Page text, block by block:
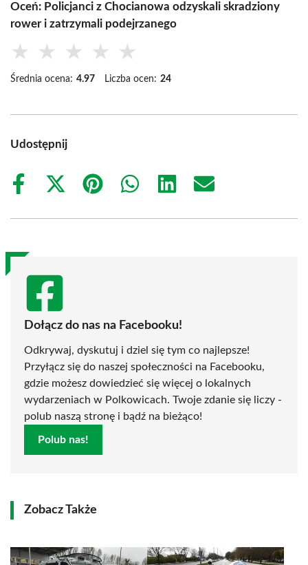
Oceń: Policjanci z Chocianowa odzyskali skradziony
rower i zatrzymali podejrzanego
★ ★ ★ ★ ★
Średnia ocena: 4.97 Liczba ocen: 24
Udostępnij
Share
Share
(Twitter)
Share
Share
Share
Share
Dołącz do nas na Facebooku!
Odkrywaj, dyskutuj i dziel się tym co najlepsze!
Przyłącz się do naszej społeczności na Facebooku,
gdzie możesz dowiedzieć się więcej o lokalnych
wydarzeniach w Polkowicach. Twoje zdanie się liczy -
polub naszą stronę i bądź na bieżąco!
Polub nas!
Zobacz Także